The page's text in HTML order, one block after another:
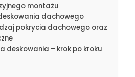
montażu
dachowego
pokrycia dachowego oraz
deskowania – krok po kroku